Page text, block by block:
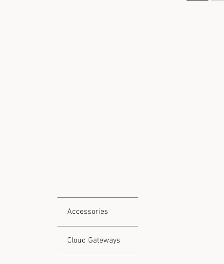
Accessories
Cloud Gateways